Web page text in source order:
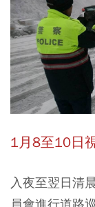
1月8至10日
入夜至翌日清